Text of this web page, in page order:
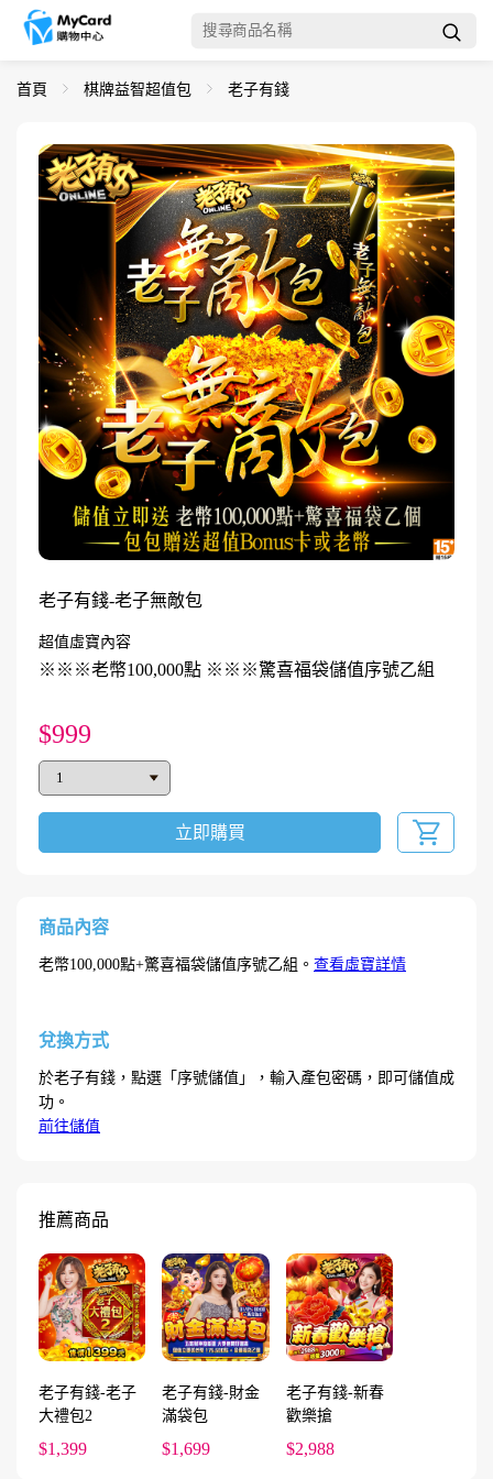
首頁 棋牌益智超值包 老子有錢
老子有錢-老子無敵包
超值虛寶內容
※※※老幣100,000點 ※※※驚喜福袋儲值序號乙組
$999
立即購買
商品內容
老幣100,000點+驚喜福袋儲值序號乙組。 查看虛寶詳情
兌換方式
於老子有錢，點選「序號儲值」，輸入產包密碼，即可儲值成
功。
前往儲值
推薦商品
老子有錢-老子
大禮包2
$1,399
老子有錢-財金
滿袋包
$1,699
老子有錢-新春
歡樂搶
$2,988